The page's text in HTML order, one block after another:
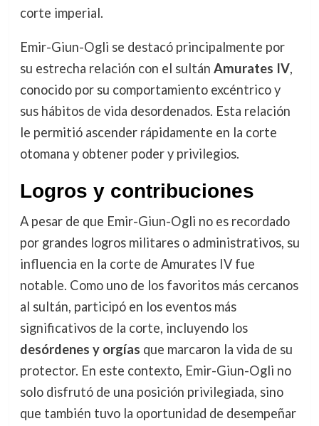
corte imperial.
Emir-Giun-Ogli se destacó principalmente por
su estrecha relación con el sultán Amurates IV,
conocido por su comportamiento excéntrico y
sus hábitos de vida desordenados. Esta relación
le permitió ascender rápidamente en la corte
otomana y obtener poder y privilegios.
Logros y contribuciones
A pesar de que Emir-Giun-Ogli no es recordado
por grandes logros militares o administrativos, su
influencia en la corte de Amurates IV fue
notable. Como uno de los favoritos más cercanos
al sultán, participó en los eventos más
significativos de la corte, incluyendo los
desórdenes y orgías que marcaron la vida de su
protector. En este contexto, Emir-Giun-Ogli no
solo disfrutó de una posición privilegiada, sino
que también tuvo la oportunidad de desempeñar